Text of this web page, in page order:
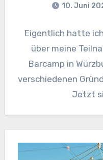
10. Juni
Eigentlich hatte
über meine
Barcamp in
verschiedenen
Jetzt